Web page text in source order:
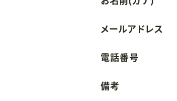
メールアドレス
電話番号
備考